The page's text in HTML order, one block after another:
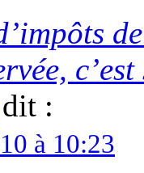
dit :
à 10:23